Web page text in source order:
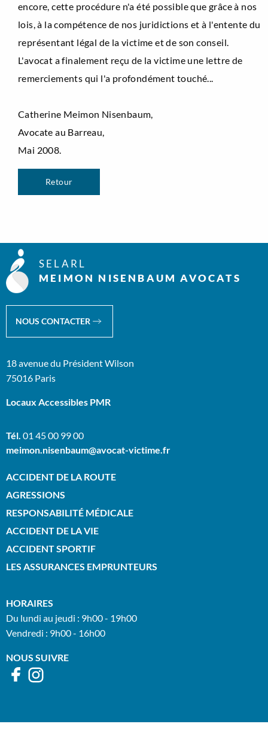
encore, cette procédure n'a été possible que grâce à nos
lois, à la compétence de nos juridictions et à l'entente du
représentant légal de la victime et de son conseil.
L'avocat a finalement reçu de la victime une lettre de
remerciements qui l'a profondément touché...
Catherine Meimon Nisenbaum,
Avocate au Barreau,
Mai 2008.
Retour
SELARL
MEIMON NISENBAUM AVOCATS
NOUS CONTACTER
18 avenue du Président Wilson
75016 Paris
Locaux Accessibles PMR
Tél. 01 45 00 99 00
meimon.nisenbaum@avocat-victime.fr
ACCIDENT DE LA ROUTE
AGRESSIONS
RESPONSABILITÉ MÉDICALE
ACCIDENT DE LA VIE
ACCIDENT SPORTIF
LES ASSURANCES EMPRUNTEURS
HORAIRES
Du lundi au jeudi : 9h00 - 19h00
Vendredi : 9h00 - 16h00
NOUS SUIVRE